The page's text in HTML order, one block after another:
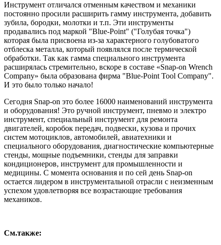
Инструмент отличался отменным качеством и механики
постоянно просили расширить гамму инструмента, добавить
зубила, бородки, молотки и т.п. Эти инструменты
продавались под маркой "Blue-Point" ("Голубая точка")
которая была присвоена из-за характерного голубоватого
отблеска металла, который появлялся после термической
обработки. Так как гамма специального инструмента
расширялась стремительно, вскоре в составе «Snap-on Wrench
Company» была образована фирма "Blue-Point Tool Company".
И это было только начало!
Сегодня Snap-on это более 16000 наименований инструмента
и оборудования! Это ручной инструмент, пневмо и электро
инструмент, специальный инструмент для ремонта
двигателей, коробок передач, подвески, кузова и прочих
систем мотоциклов, автомобилей, авиатехники и
специального оборудования, диагностические компьютерные
стенды, мощные подъемники, стенды для заправки
кондиционеров, инструмент для промышленности и
медицины. С момента основания и по сей день Snap-on
остается лидером в инструментальной отрасли с неизменным
успехом удовлетворяя все возрастающие требования
механиков.
См.также: